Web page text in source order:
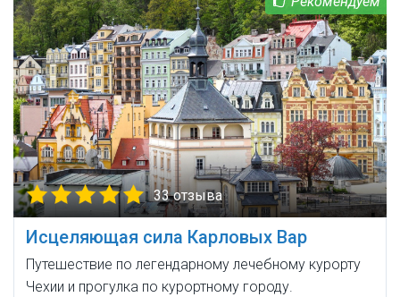
33 отзыва
Исцеляющая сила Карловых Вар
Путешествие по легендарному лечебному курорту
Чехии и прогулка по курортному городу.